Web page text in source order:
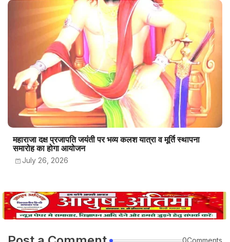
महाराजा दक्ष प्रजापति जयंती पर भव्य कलश यात्रा व मूर्ति स्थापना
समारोह का होगा आयोजन
July 26, 2026